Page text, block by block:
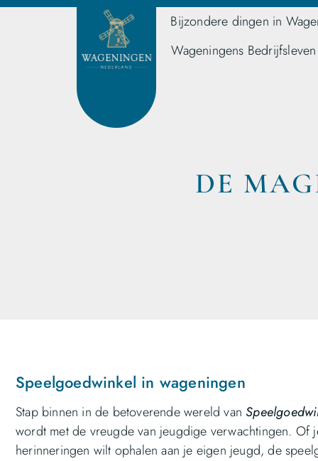
Bijzondere dingen in
Wageningens Bedrijfsleven
DE
Speelgoedwinkel in wageningen
Stap binnen in de betoverende wereld van
wordt met de vreugde van jeugdige verwachtingen.
herinneringen wilt ophalen aan je eigen jeugd, de